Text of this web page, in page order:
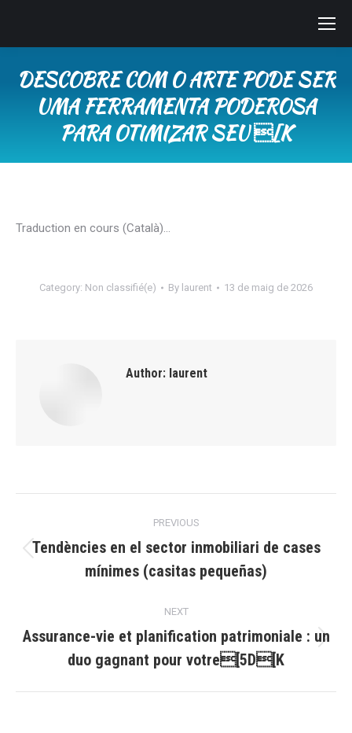
DESCOBRE COM O ARTE PODE SER
UMA FERRAMENTA PODEROSA
PARA OTIMIZAR SEU [K
Traduction en cours (Català)…
Category: Non classifié(e) By laurent 13 de maig de 2026
Author: laurent
navigation
PREVIOUS
post:
Tendències en el sector inmobiliari de cases
mínimes (casitas pequeñas)
NEXT
post:
Assurance-vie et planification patrimoniale : un
duo gagnant pour votre[5D[K